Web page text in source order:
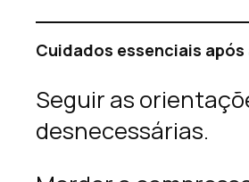
Cuidados essenciais
Seguir as
desnecessárias.